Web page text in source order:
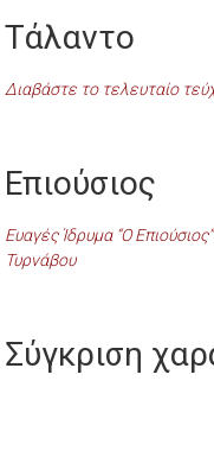
Τάλαντο
Διαβάστε το τελευταίο
Επιούσιος
Ευαγές Ίδρυμα “Ο
Τυρνάβου
Σύγκριση